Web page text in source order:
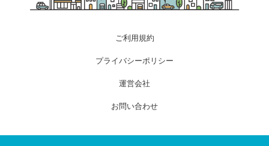
ご利用規約
プライバシーポリシー
運営会社
お問い合わせ